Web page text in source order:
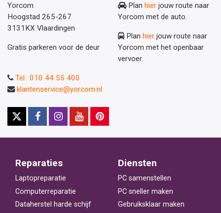
Yorcom
Hoogstad 265-267
3131KX Vlaardingen
Gratis parkeren voor de deur
Plan hier jouw route naar
Yorcom met de auto.
Plan hier jouw route naar
Yorcom met het openbaar
vervoer.
Tel.: 010 44 55 400
klantenservice@yorcom.nl
Reparaties
Laptopreparatie
Computerreparatie
Dataherstel harde schijf
Diensten
PC samenstellen
PC sneller maken
Gebruiksklaar maken